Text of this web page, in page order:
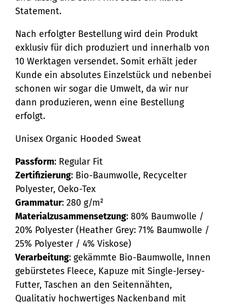
Statement.
Nach erfolgter Bestellung wird dein Produkt
exklusiv für dich produziert und innerhalb von
10 Werktagen versendet. Somit erhält jeder
Kunde ein absolutes Einzelstück und nebenbei
schonen wir sogar die Umwelt, da wir nur
dann produzieren, wenn eine Bestellung
erfolgt.
Unisex Organic Hooded Sweat
Passform: Regular Fit
Zertifizierung: Bio-Baumwolle, Recycelter
Polyester, Oeko-Tex
Grammatur: 280 g/m²
Materialzusammensetzung: 80% Baumwolle /
20% Polyester (Heather Grey: 71% Baumwolle /
25% Polyester / 4% Viskose)
Verarbeitung: gekämmte Bio-Baumwolle, Innen
gebürstetes Fleece, Kapuze mit Single-Jersey-
Futter, Taschen an den Seitennähten,
Qualitativ hochwertiges Nackenband mit